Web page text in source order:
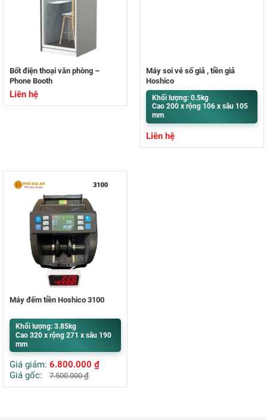
Bốt điện thoại văn phòng –
Phone Booth
Liên hệ
Máy soi vé số giả , tiền giả
Hoshico
Khối lượng: 0.5kg
Cao 200 x rộng 106 x sâu 105
mm
Liên hệ
Máy đếm tiền Hoshico 3100
Khối lượng: 3.85kg
Cao 320 x rộng 271 x sâu 190
mm
Giá giảm: 6.800.000 ₫
Giá gốc:
7.500.000₫